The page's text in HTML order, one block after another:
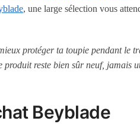
, une large sélection vous
protéger ta toupie pendant le
reste bien sûr neuf, jamais
Beyblade